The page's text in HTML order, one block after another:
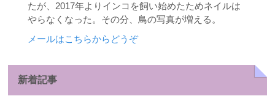
たが、2017年よりインコを飼い始めたためネイルは
やらなくなった。その分、鳥の写真が増える。
メールはこちらからどうぞ
新着記事